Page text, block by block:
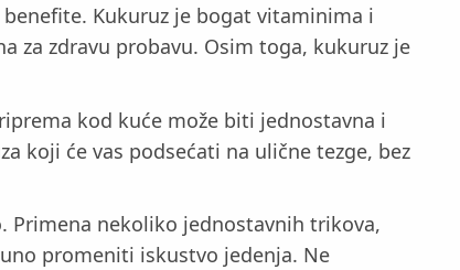
Kukuruz je bogat vitaminima i
za zdravu probavu. Osim toga, kukuruz je
kod kuće može biti jednostavna i
koji će vas podsećati na ulične tezge, bez
Primena nekoliko jednostavnih trikova,
promeniti iskustvo jedenja. Ne